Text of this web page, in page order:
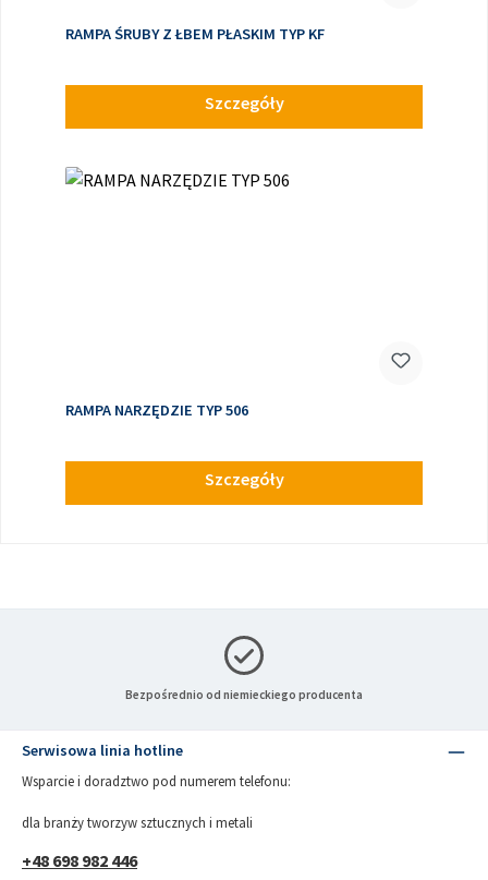
RAMPA ŚRUBY Z ŁBEM PŁASKIM TYP KF
Szczegóły
RAMPA NARZĘDZIE TYP 506
Szczegóły
Bezpośrednio od niemieckiego producenta
Serwisowa linia hotline
Wsparcie i doradztwo pod numerem telefonu:
dla branży tworzyw sztucznych i metali
+48 698 982 446